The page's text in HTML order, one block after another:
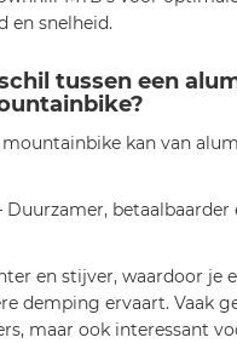
en snelheid.
tussen een
kan van
Duurzamer, betaalbaarder
en stijver, waardoor je
demping ervaart. Vaak
maar ook interessant